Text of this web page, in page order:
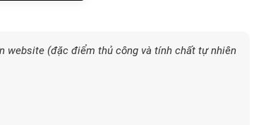
website (đặc điểm thủ công và tính chất tự nhiên